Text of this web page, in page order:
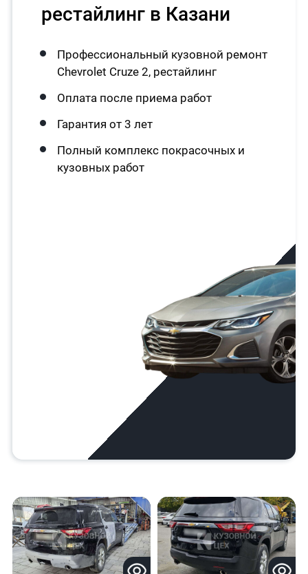
рестайлинг в Казани
Профессиональный кузовной ремонт
Chevrolet Cruze 2, рестайлинг
Оплата после приема работ
Гарантия от 3 лет
Полный комплекс покрасочных и
кузовных работ